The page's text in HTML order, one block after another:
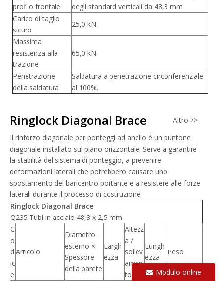
profilo frontale
degli standard verticali da 48,3 mm
Carico di taglio
sicuro
25,0 kN
Massima
resistenza alla
trazione
65,0 kN
Penetrazione
della saldatura
Saldatura a penetrazione circonferenziale
al 100%.
Ringlock Diagonal Brace
Altro >>
Il rinforzo diagonale per ponteggi ad anello è un puntone
diagonale installato sul piano orizzontale. Serve a garantire
la stabilità del sistema di ponteggio, a prevenire
deformazioni laterali che potrebbero causare uno
spostamento del baricentro portante e a resistere alle forze
laterali durante il processo di costruzione.
Ringlock Diagonal Brace
Q235 Tubi in acciaio 48,3 x 2,5 mm
C
o
d
ic
e
Articolo
Diametro
esterno ×
Spessore
della parete
Largh
ezza
Altezz
a /
sollev
amen
to
Lungh
ezza
Peso
Modulo online